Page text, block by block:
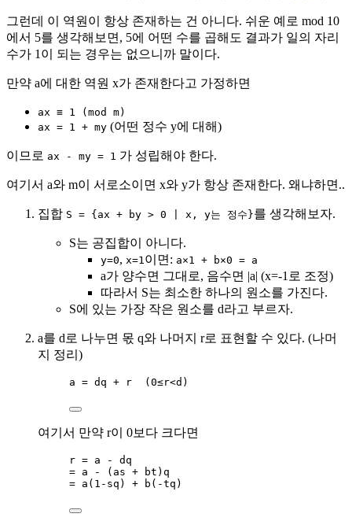
그런데 이 역원이 항상 존재하는 건 아니다. 쉬운 예로 mod 10
에서 5를 생각해보면, 5에 어떤 수를 곱해도 결과가 일의 자리
수가 1이 되는 경우는 없으니까 말이다.
만약 a에 대한 역원 x가 존재한다고 가정하면
ax ≡ 1 (mod m)
ax = 1 + my (어떤 정수 y에 대해)
이므로 ax - my = 1 가 성립해야 한다.
여기서 a와 m이 서로소이면 x와 y가 항상 존재한다. 왜냐하면..
집합 S = {ax + by > 0 | x, y는 정수}를 생각해보자.
S는 공집합이 아니다.
y=0, x=1이면: a×1 + b×0 = a
a가 양수면 그대로, 음수면 |a| (x=-1로 조정)
따라서 S는 최소한 하나의 원소를 가진다.
S에 있는 가장 작은 원소를 d라고 부르자.
a를 d로 나누면 몫 q와 나머지 r로 표현할 수 있다. (나머
지 정리)
a = dq + r  (0≤r<d)
여기서 만약 r이 0보다 크다면
r = a - dq
= a - (as + bt)q
= a(1-sq) + b(-tq)